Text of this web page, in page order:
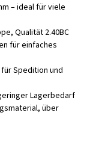
– ideal für viele
Qualität 2.40BC
für einfaches
Spedition und
Lagerbedarf
über